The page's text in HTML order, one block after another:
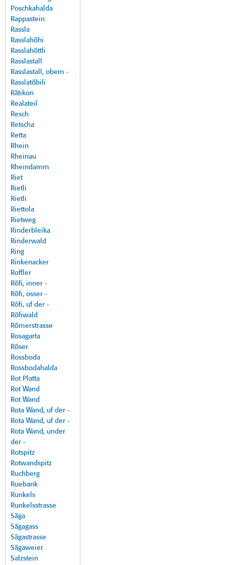
Poschkahalda
Rappastein
Rassla
Rasslahöhi
Rasslahöttli
Rasslastall
Rasslastall, obem -
Rasslatöbili
Rätikon
Realateil
Resch
Retscha
Retta
Rhein
Rheinau
Rheindamm
Riet
Rietli
Rietli
Riettola
Rietweg
Rinderbleika
Rinderwald
Ring
Rinkenacker
Roffler
Röfi, inner -
Röfi, osser -
Röfi, uf der -
Röfiwald
Römerstrasse
Rosagarta
Röser
Rossboda
Rossbodahalda
Rot Platta
Rot Wand
Rot Wand
Rota Wand, uf der -
Rota Wand, uf der -
Rota Wand, under
der -
Rotspitz
Rotwandspitz
Ruchberg
Ruebank
Runkels
Runkelsstrasse
Säga
Sägagass
Sägastrasse
Sägaweier
Salzstein